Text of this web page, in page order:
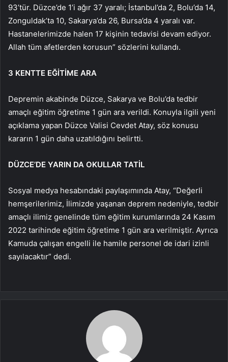
93’tür. Düzce’de 1’i ağır 37 yaralı; İstanbul’da 2, Bolu’da 14,
Zonguldak’ta 10, Sakarya’da 26, Bursa’da 4 yaralı var.
Hastanelerimizde halen 17 kişinin tedavisi devam ediyor.
Allah tüm afetlerden korusun” sözlerini kullandı.
3 KENTTE EĞİTİME ARA
Depremin akabinde Düzce, Sakarya ve Bolu’da tedbir
amaçlı eğitim öğretime 1 gün ara verildi. Konuyla ilgili yeni
açıklama yapan Düzce Valisi Cevdet Atay, söz konusu
kararın 1 gün daha uzatıldığını belirtti.
DÜZCE’DE YARIN DA OKULLAR TATİL
Sosyal medya hesabındaki paylaşımında Atay, “Değerli
hemşerilerimiz, İlimizde yaşanan deprem nedeniyle, tedbir
amaçlı ilimiz genelinde tüm eğitim kurumlarında 24 Kasım
2022 tarihinde eğitim öğretime 1 gün ara verilmiştir. Ayrıca
Kamuda çalışan engelli ile hamile personel de idari izinli
sayılacaktır” dedi.